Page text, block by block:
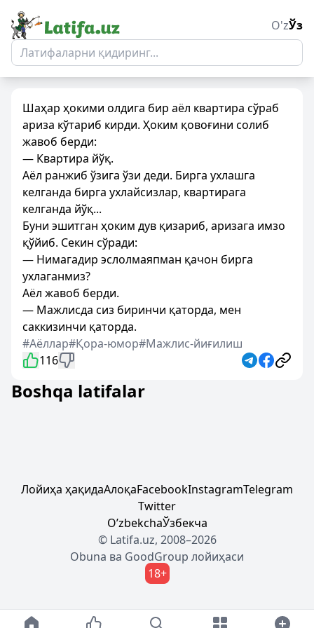
O'zЎз
Шаҳар ҳокими олдига бир аёл квартира сўраб
ариза кўтариб кирди. Ҳоким қовоғини солиб
жавоб берди:
— Квартира йўқ.
Аёл ранжиб ўзига ўзи деди. Бирга ухлашга
келганда бирга ухлайсизлар, квартирага
келганда йўқ...
Буни эшитган ҳоким дув қизариб, аризага имзо
қўйиб. Секин сўради:
— Нимагадир эслолмаяпман қачон бирга
ухлаганмиз?
Аёл жавоб берди.
— Мажлисда сиз биринчи қаторда, мен
саккизинчи қаторда.
#Аёллар#Қора-юмор#Мажлис-йиғилиш
116
Boshqa latifalar
Лойиҳа ҳақидаАлоқаFacebookInstagramTelegram
Twitter
OʼzbekchaЎзбекча
© Latifa.uz, 2008–2026
Obuna ва GoodGroup лойиҳаси
18+